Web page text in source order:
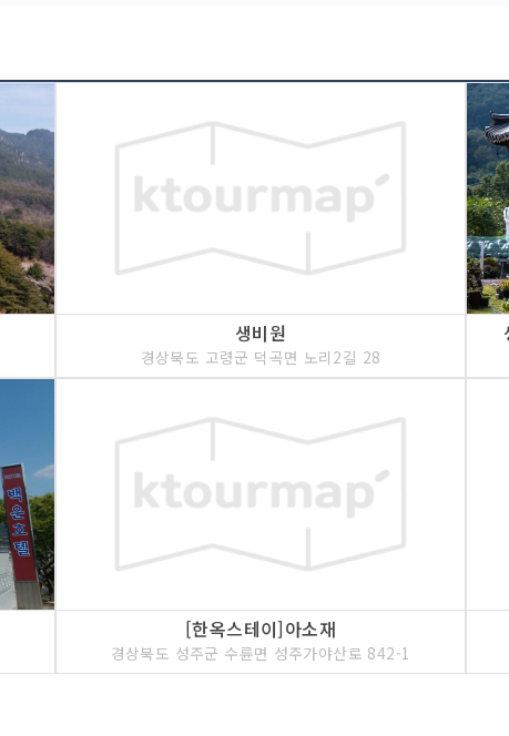
생비원
경상북도 고령군 덕곡면 노리2길 28
[한옥스테이]아소재
경상북도 성주군 수륜면 성주가야산로 842-1